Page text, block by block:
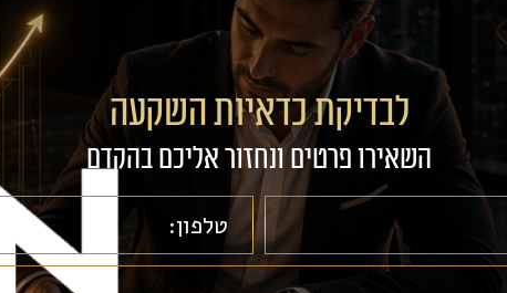
לבדיקת כדאיות השקעה
השאירו פרטים ונחזור אליכם בהקדם